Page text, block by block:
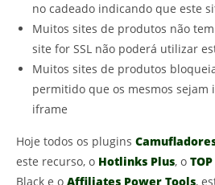
no cadeado indicando que este
Muitos sites de produtos não tem
site for SSL não poderá utilizar
Muitos sites de produtos
permitido que os mesmos sejam
iframe
Hoje todos os plugins
este recurso, o Hotlinks Plus, o
Black e o Affiliates Power Tools,